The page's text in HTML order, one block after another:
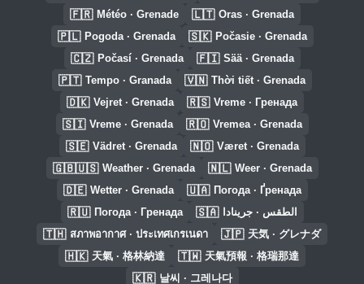
🇫🇷 Météo · Grenade 🇱🇹 Oras · Grenada
🇵🇱 Pogoda · Grenada 🇸🇰 Počasie · Grenada
🇨🇿 Počasí · Grenada 🇫🇮 Sää · Grenada
🇵🇹 Tempo · Granada 🇻🇳 Thời tiết · Grenada
🇩🇰 Vejret · Grenada 🇷🇸 Vreme · Гренада
🇸🇮 Vreme · Grenada 🇷🇴 Vremea · Grenada
🇸🇪 Vädret · Grenada 🇳🇴 Været · Grenada
🇬🇧🇺🇸 Weather · Grenada 🇳🇱 Weer · Grenada
🇩🇪 Wetter · Grenada 🇺🇦 Погода · Ґренада
🇷🇺 Погода · Гренада 🇸🇦 الطقس · جرينادا
🇹🇭 สภาพอากาศ · ประเทศเกรเนดา 🇯🇵 天気 · グレナダ
🇭🇰 天氣 · 格林納達 🇹🇼 天氣預報 · 格瑞那達
🇰🇷 날씨 · 그레나다